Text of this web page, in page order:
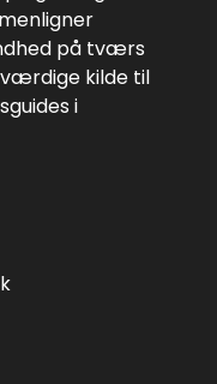
på tværs
kilde til
i